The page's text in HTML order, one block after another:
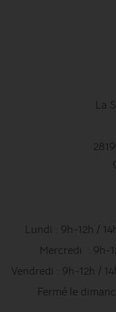
La
Lundi : 9h-12h /
Mercredi : 9h-
Vendredi : 9h-12h /
Fermé le